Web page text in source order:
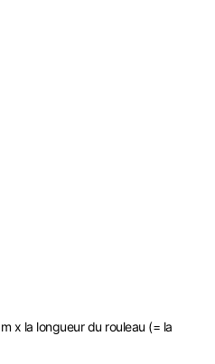
x la longueur du rouleau (= la